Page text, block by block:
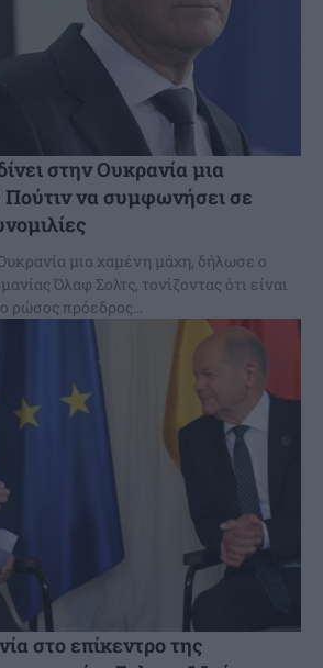
στην Ουκρανία μια
να συμφωνήσει σε
μια χαμένη μάχη, δήλωσε ο
Όλαφ Σολτς, τονίζοντας ότι είναι
ρώσος πρόεδρος...
στο επίκεντρο της